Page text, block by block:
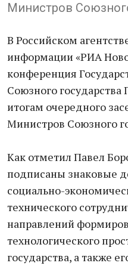
Министров
В Российском
информации «РИА
конференция
Союзного
итогам очередного
Министров Союзного
Как отметил Павел
подписаны знаковые
социально-
технического
направлений
технологического
государства, а также